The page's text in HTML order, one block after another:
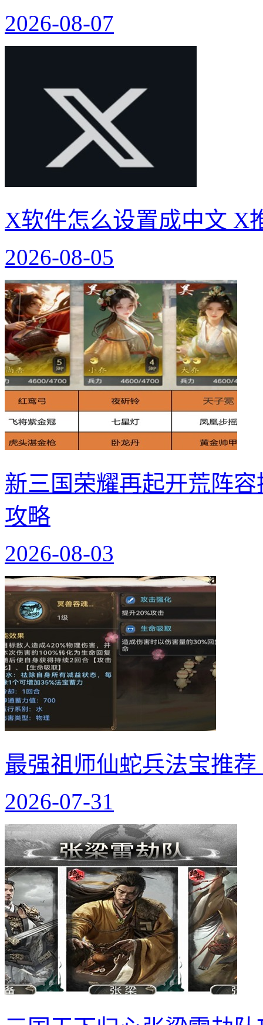
2026-08-07
X软件怎么设置成中文 X
2026-08-05
新三国荣耀再起开荒阵
攻略
2026-08-03
最强祖师仙蛇兵法宝推
2026-07-31